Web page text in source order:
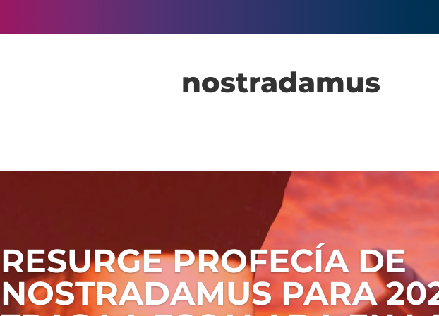
nostradamus
RESURGE PROFECÍA DE
NOSTRADAMUS PARA